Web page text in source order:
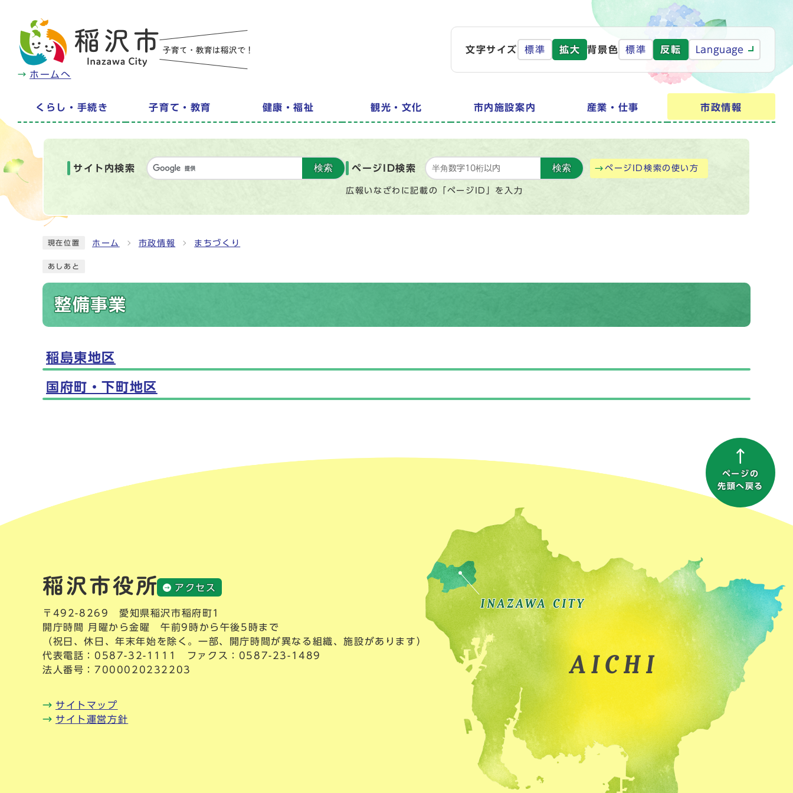
ホームへ
文字サイズ 標準 拡大 背景色 標準 反転 Language
くらし・手続き 子育て・教育 健康・福祉 観光・文化 市内施設案内 産業・仕事 市政情報
サイト内検索 検索 ページID検索
広報いなざわに記載の「ページID」を入力
検索 ページID検索の使い方
現在位置 ホーム 市政情報 まちづくり
あしあと
整備事業
メインメニュー
稲島東地区
国府町・下町地区
ページの
先頭へ戻る
アクセス
〒492-8269 愛知県稲沢市稲府町1
開庁時間 月曜から金曜 午前9時から午後5時まで
（祝日、休日、年末年始を除く。一部、開庁時間が異なる組織、施設があります）
代表電話： 0587-32-1111
ファクス：0587-23-1489
法人番号：7000020232203
サイトマップ
サイト運営方針